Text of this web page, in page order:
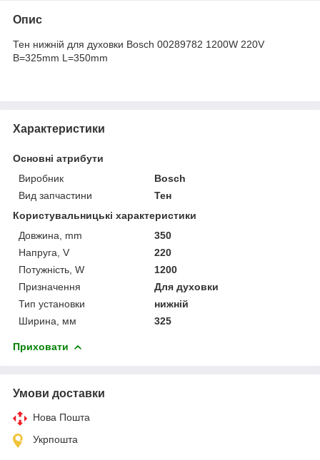
Опис
Тен нижній для духовки Bosch 00289782 1200W 220V
B=325mm L=350mm
Характеристики
Основні атрибути
Виробник
Bosch
Вид запчастини
Тен
Користувальницькі характеристики
Довжина, mm
350
Напруга, V
220
Потужність, W
1200
Призначення
Для духовки
Тип установки
нижній
Ширина, мм
325
Приховати
Умови доставки
Нова Пошта
Укрпошта